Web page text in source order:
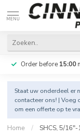
MENU
Order before 15:00
Staat uw onderdeel er
contacteer ons! | Voeg
om een offerte op te
Home / SHCS, 5/